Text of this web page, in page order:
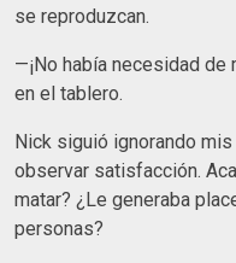
se reproduzcan.
—¡No había necesidad
en el tablero.
Nick siguió ignorando
observar satisfacción.
matar? ¿Le generaba
personas?